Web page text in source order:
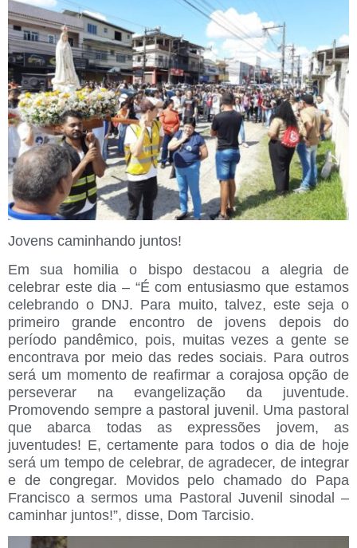
Jovens caminhando juntos!
Em sua homilia o bispo destacou a alegria de
celebrar este dia – “É com entusiasmo que estamos
celebrando o DNJ. Para muito, talvez, este seja o
primeiro grande encontro de jovens depois do
período pandêmico, pois, muitas vezes a gente se
encontrava por meio das redes sociais. Para outros
será um momento de reafirmar a corajosa opção de
perseverar na evangelização da juventude.
Promovendo sempre a pastoral juvenil. Uma pastoral
que abarca todas as expressões jovem, as
juventudes! E, certamente para todos o dia de hoje
será um tempo de celebrar, de agradecer, de integrar
e de congregar. Movidos pelo chamado do Papa
Francisco a sermos uma Pastoral Juvenil sinodal –
caminhar juntos!”, disse, Dom Tarcisio.